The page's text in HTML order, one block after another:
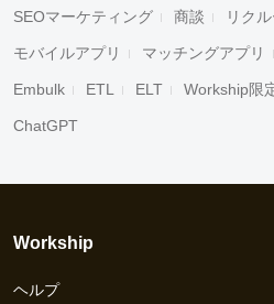
SEOマーケティング 商談 リク
モバイルアプリ マッチングアプリ
Embulk ETL ELT Workship限
ChatGPT
Workship
ヘルプ